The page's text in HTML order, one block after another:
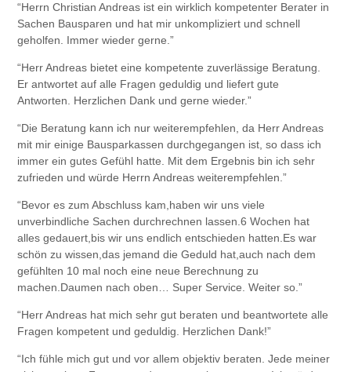
“Herrn Christian Andreas ist ein wirklich kompetenter Berater in
Sachen Bausparen und hat mir unkompliziert und schnell
geholfen. Immer wieder gerne.”
“Herr Andreas bietet eine kompetente zuverlässige Beratung.
Er antwortet auf alle Fragen geduldig und liefert gute
Antworten. Herzlichen Dank und gerne wieder.”
“Die Beratung kann ich nur weiterempfehlen, da Herr Andreas
mit mir einige Bausparkassen durchgegangen ist, so dass ich
immer ein gutes Gefühl hatte. Mit dem Ergebnis bin ich sehr
zufrieden und würde Herrn Andreas weiterempfehlen.”
“Bevor es zum Abschluss kam,haben wir uns viele
unverbindliche Sachen durchrechnen lassen.6 Wochen hat
alles gedauert,bis wir uns endlich entschieden hatten.Es war
schön zu wissen,das jemand die Geduld hat,auch nach dem
gefühlten 10 mal noch eine neue Berechnung zu
machen.Daumen nach oben… Super Service. Weiter so.”
“Herr Andreas hat mich sehr gut beraten und beantwortete alle
Fragen kompetent und geduldig. Herzlichen Dank!”
“Ich fühle mich gut und vor allem objektiv beraten. Jede meiner